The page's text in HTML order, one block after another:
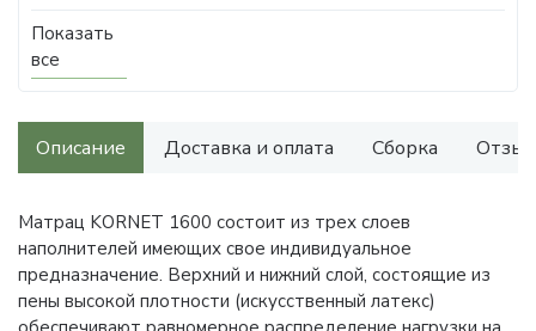
Показать
все
Описание Доставка и оплата Сборка
Матрац KORNET 1600 состоит из трех слоев
наполнителей имеющих свое индивидуальное
предназначение. Верхний и нижний слой, состоящие из
пены высокой плотности (искусственный латекс)